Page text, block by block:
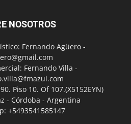
NOSOTROS
Fernando Agüero -
Fernando Villa -
Piso 10. Of 107.(X5152EYN)
- Córdoba - Argentina
+5493541585147